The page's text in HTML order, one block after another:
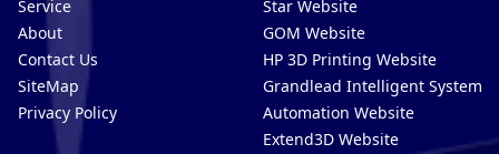
Service
About
Contact Us
SiteMap
Privacy Policy
Star Website
GOM Website
HP 3D Printing Website
Grandlead Intelligent Systems
Automation Website
Extend3D Website